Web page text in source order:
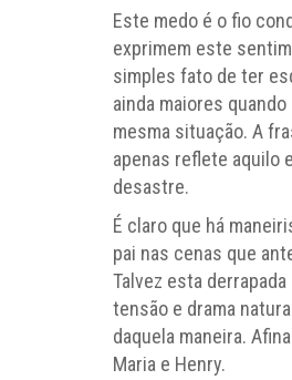
Este medo é o fio
exprimem este
simples fato de ter
ainda maiores
mesma situação. A
apenas reflete aquilo
desastre.
É claro que há
pai nas cenas que
Talvez esta
tensão e drama
daquela maneira.
Maria e Henry.